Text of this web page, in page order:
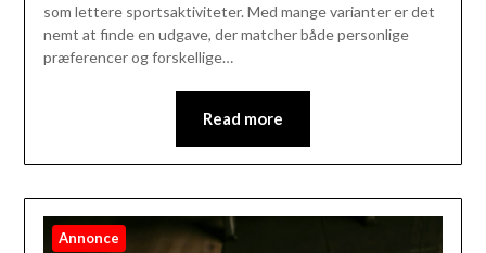
som lettere sportsaktiviteter. Med mange varianter er det
nemt at finde en udgave, der matcher både personlige
præferencer og forskellige…
Read more
Annonce